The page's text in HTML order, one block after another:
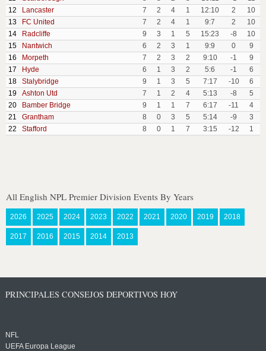
12
Lancaster 7 2 4 1 12:10 2
10
13
FC United 7 2 4 1 9:7 2
10
14
Radcliffe 9 3 1 5 15:23 -8
10
15
Nantwich 6 2 3 1 9:9 0
9
16
Morpeth 7 2 3 2 9:10 -1
9
17
Hyde 6 1 3 2 5:6 -1
6
18
Stalybridge 9 1 3 5 7:17 -10
6
19
Ashton Utd 7 1 2 4 5:13 -8
5
20
Bamber Bridge 9 1 1 7 6:17 -11
4
21
Grantham 8 0 3 5 5:14 -9
3
22
Stafford 8 0 1 7 3:15 -12 1
All English NPL Premier Division Events By Years
2026 2025 2024 2023 2022 2021 2020 2019 2018
2017 2016 2015 2014 2013
PRINCIPALES CONSEJOS DEPORTIVOS HOY
NFL
UEFA Europa League